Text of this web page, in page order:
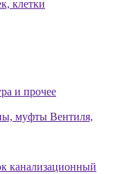
клетки
и прочее
Вентиля,
канализационный